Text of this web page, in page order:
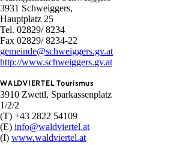
3931 Schweiggers,
Hauptplatz 25
Tel. 02829/ 8234
Fax 02829/ 8234-22
gemeinde@schweiggers.gv.at
http://www.schweiggers.gv.at
WALDVIERTEL Tourismus
3910 Zwettl, Sparkassenplatz
1/2/2
(T) +43 2822 54109
(E) info@waldviertel.at
(I) www.waldviertel.at